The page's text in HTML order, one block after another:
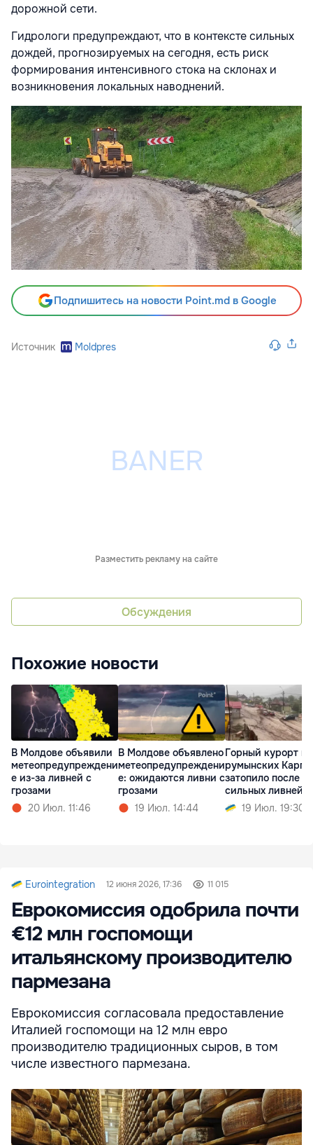
дорожной сети.
Гидрологи предупреждают, что в контексте сильных
дождей, прогнозируемых на сегодня, есть риск
формирования интенсивного стока на склонах и
возникновения локальных наводнений.
Подпишитесь на новости Point.md в Google
Источник Moldpres
Разместить рекламу на сайте
Обсуждения
Похожие новости
В Молдове объявили
метеопредупреждени
е из-за ливней с
грозами
20 Июл. 11:46
В Молдове объявлено
метеопредупреждени
е: ожидаются ливни с
грозами
19 Июл. 14:44
Горный курорт в
румынских
затопило после
сильных ливней
19 Июл. 19:30
Eurointegration 12 июня 2026, 17:36 11 015
Еврокомиссия одобрила почти
€12 млн госпомощи
итальянскому производителю
пармезана
Еврокомиссия согласовала предоставление
Италией госпомощи на 12 млн евро
производителю традиционных сыров, в том
числе известного пармезана.